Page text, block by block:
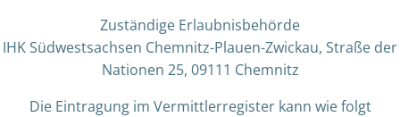
Zuständige Erlaubnisbehörde
IHK Südwestsachsen Chemnitz-Plauen-Zwickau, Straße der
Nationen 25, 09111 Chemnitz
Die Eintragung im Vermittlerregister kann wie folgt